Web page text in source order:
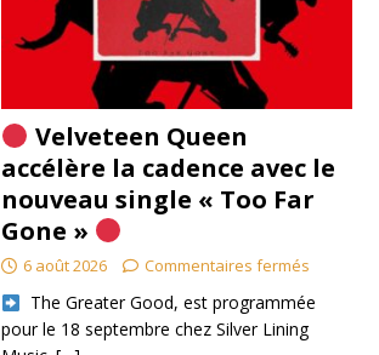
Velveteen Queen
accélère la cadence avec le
nouveau single « Too Far
Gone »
6 août 2026 Commentaires fermés
​ The Greater Good, est programmée
pour le 18 septembre chez Silver Lining